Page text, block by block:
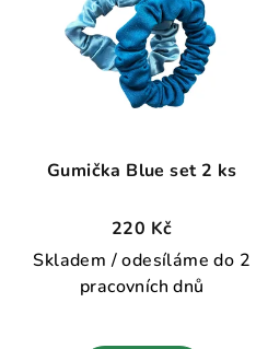
Gumička Blue set 2 ks
220 Kč
Skladem / odesíláme do 2
pracovních dnů